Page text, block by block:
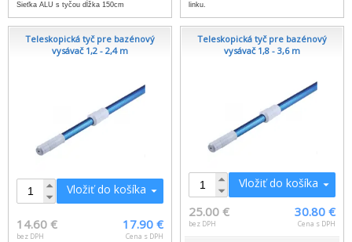
Sieťka ALU s tyčou dĺžka 150cm linku.
Teleskopická tyč pre bazénový
vysávač 1,2 - 2,4 m
Vložiť do košíka
14.60 €
bez DPH
17.90 €
Cena s DPH
Teleskopická tyč pre bazénový
vysávač 1,8 - 3,6 m
Vložiť do košíka
25.00 €
bez DPH
30.80 €
Cena s DPH